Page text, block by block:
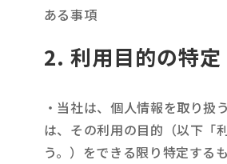
ある事項
2. 利用目的の特定
・当社は、個人情報を取り扱
は、その利用の目的（以下「
う。）をできる限り特定する